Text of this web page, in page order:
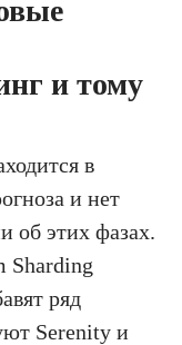
и тому
в
и нет
об этих фазах.
Sharding
ряд
Serenity и